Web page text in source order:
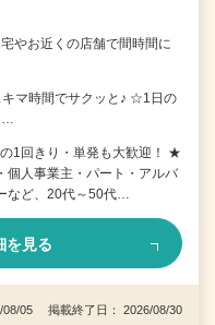
やお近くの店舗で間時間に
マ時間でサクッと♪ ☆1日の
1回きり・単発も大歓迎！ ★
個人事業主・パート・アルバ
など、20代～50代…
を見る
08/05 掲載終了日： 2026/08/30